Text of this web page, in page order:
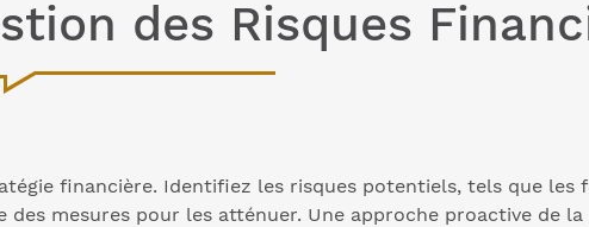
des Risques
financière. Identifiez les risques potentiels, tels que
mesures pour les atténuer. Une approche proactive de